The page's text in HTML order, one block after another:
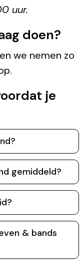
uur.
doen?
we nemen zo
je
gemiddeld?
& bands